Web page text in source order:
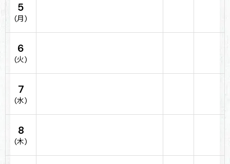
5
(月)
6
(火)
7
(水)
8
(木)